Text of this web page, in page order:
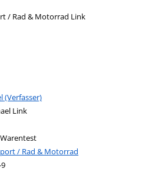
/ Rad & Motorrad Link
Verfasser
(Verfasser)
Link
öffnen
dieser Systematik
/ Rad & Motorrad